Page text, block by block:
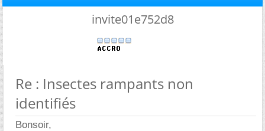
invite01e752d8
Re : Insectes rampants non
identifiés
Bonsoir,